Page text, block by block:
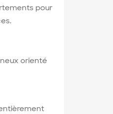
pour
orienté